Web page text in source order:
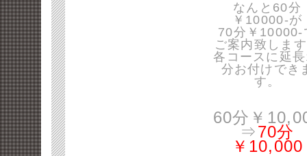
なんと60分
￥10000-が
70分￥10000-
ご案内致しま
各コースに延
分お付けでき
す。
60分￥
⇒70分
￥10,000